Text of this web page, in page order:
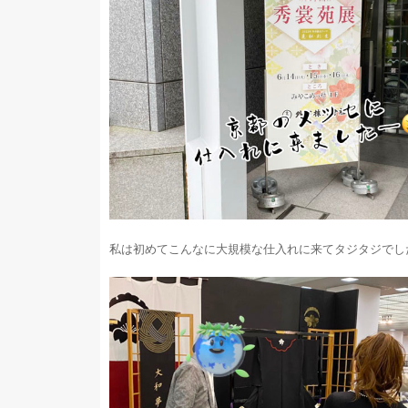
私は初めてこんなに大規模な仕入れに来てタジタジで